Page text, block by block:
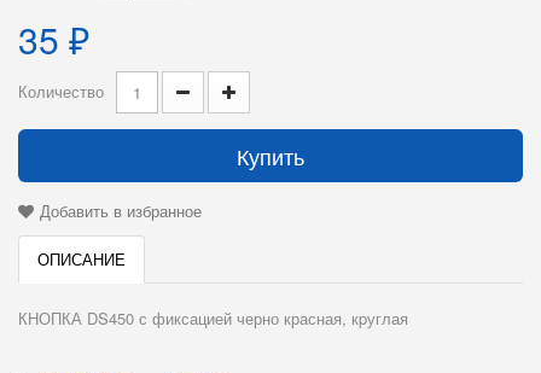
35 ₽
Количество
Купить
Добавить в избранное
ОПИСАНИЕ
КНОПКА DS450 с фиксацией черно красная, кpуглая